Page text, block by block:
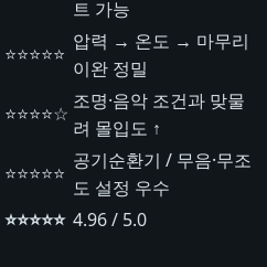
트 가능
⭐⭐⭐⭐⭐
압력 → 온도 → 마무리
이완 정밀
⭐⭐⭐⭐☆
조명·음악 조건과 맞물
려 몰입도 ↑
⭐⭐⭐⭐⭐
공기순환기 / 무음·무조
도 설정 우수
⭐⭐⭐⭐⭐ 4.96 / 5.0